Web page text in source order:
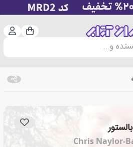
سبد
و...
Chris Naylor-